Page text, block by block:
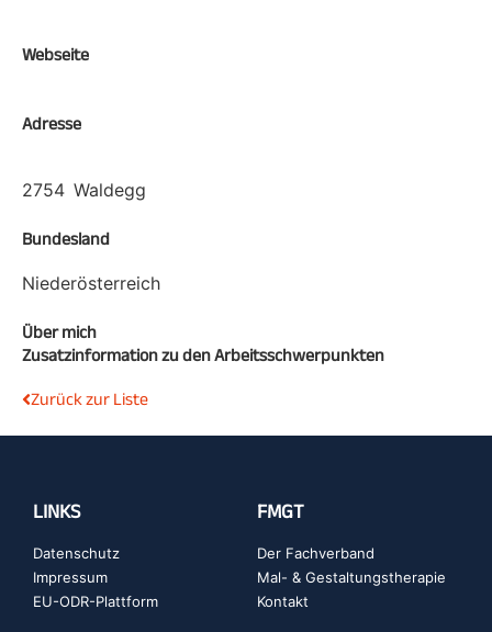
Webseite
Adresse
2754 Waldegg
Bundesland
Niederösterreich
Über mich
Zusatzinformation zu den Arbeitsschwerpunkten
Zurück zur Liste
LINKS
Datenschutz
Impressum
EU-ODR-Plattform
FMGT
Der Fachverband
Mal- & Gestaltungstherapie
Kontakt